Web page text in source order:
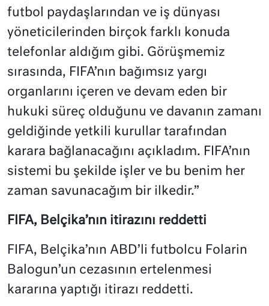
futbol paydaşlarından ve iş dünyası
yöneticilerinden birçok farklı konuda
telefonlar aldığım gibi. Görüşmemiz
sırasında, FIFA’nın bağımsız yargı
organlarını içeren ve devam eden bir
hukuki süreç olduğunu ve davanın zamanı
geldiğinde yetkili kurullar tarafından
karara bağlanacağını açıkladım. FIFA’nın
sistemi bu şekilde işler ve bu benim her
zaman savunacağım bir ilkedir.”
FIFA, Belçika’nın itirazını reddetti
FIFA, Belçika’nın ABD’li futbolcu Folarin
Balogun’un cezasının ertelenmesi
kararına yaptığı itirazı reddetti.